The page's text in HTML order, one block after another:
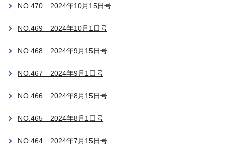
NO.470 2024年10月15日号
NO.469 2024年10月1日号
NO.468 2024年9月15日号
NO.467 2024年9月1日号
NO.466 2024年8月15日号
NO.465 2024年8月1日号
NO.464 2024年7月15日号